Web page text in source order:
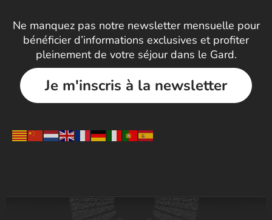
Ne manquez pas notre newsletter mensuelle pour
bénéficier d’informations exclusives et profiter
pleinement de votre séjour dans le Gard.
Je m'inscris à la newsletter